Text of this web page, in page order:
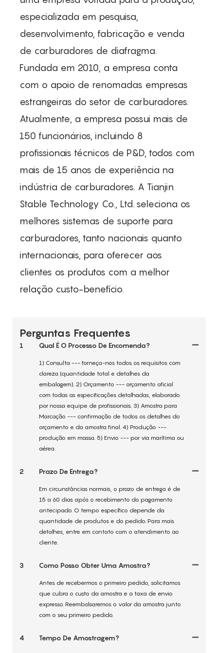
especializada em pesquisa,
desenvolvimento, fabricação e venda
de carburadores de diafragma.
Fundada em 2010, a empresa conta
com o apoio de renomadas empresas
estrangeiras do setor de carburadores.
Atualmente, a empresa possui mais de
150 funcionários, incluindo 8
profissionais técnicos de P&D, todos com
mais de 15 anos de experiência na
indústria de carburadores. A Tianjin
Stable Technology Co., Ltd. seleciona os
melhores sistemas de suporte para
carburadores, tanto nacionais quanto
internacionais, para oferecer aos
clientes os produtos com a melhor
relação custo-benefício.
Perguntas Frequentes
1 Qual É O Processo De Encomenda?
1) Consulta --- forneça-nos todos os requisitos com
clareza (quantidade total e detalhes da
embalagem). 2) Orçamento --- orçamento oficial
com todas as especificações detalhadas, elaborado
por nossa equipe de profissionais. 3) Amostra para
Marcação --- confirmação de todos os detalhes do
orçamento e da amostra final. 4) Produção ---
produção em massa. 5) Envio --- por via marítima ou
aérea.
2 Prazo De Entrega?
Em circunstâncias normais, o prazo de entrega é de
15 a 60 dias após o recebimento do pagamento
antecipado. O tempo específico depende da
quantidade de produtos e do pedido. Para mais
detalhes, entre em contato com o atendimento ao
cliente.
3 Como Posso Obter Uma Amostra?
Antes de recebermos o primeiro pedido, solicitamos
que cubra o custo da amostra e a taxa de envio
expresso. Reembolsaremos o valor da amostra junto
com o seu primeiro pedido.
4 Tempo De Amostragem?